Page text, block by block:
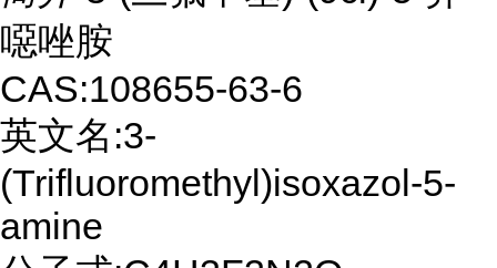
噁唑胺
CAS:108655-63-6
英文名:3-
(Trifluoromethyl)isoxazol-5-
amine